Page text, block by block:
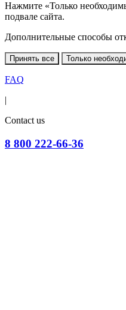
Нажмите «Только
подвале сайта.
Дополнительные способы
Принять все Только
FAQ
|
Contact us
8 800 222-66-36